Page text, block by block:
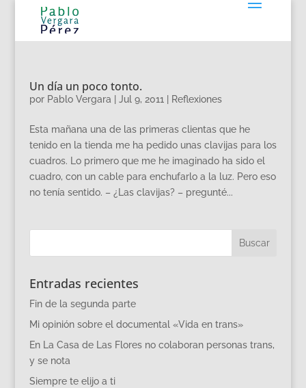
Un día un poco tonto.
por Pablo Vergara Jul 9, 2011 Reflexiones
Esta mañana una de las primeras clientas que he
tenido en la tienda me ha pedido unas clavijas para los
cuadros. Lo primero que me he imaginado ha sido el
cuadro, con un cable para enchufarlo a la luz. Pero eso
no tenía sentido. – ¿Las clavijas? – pregunté...
Entradas recientes
Fin de la segunda parte
Mi opinión sobre el documental «Vida en trans»
En La Casa de Las Flores no colaboran personas trans,
y se nota
Siempre te elijo a ti